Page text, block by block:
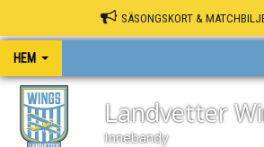
SÄSONGSKORT &
HEM
Landvetter
Innebandy